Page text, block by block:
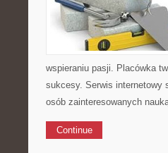
wspieraniu pasji. Placówka
sukcesy. Serwis internetowy
osób zainteresowanych
Continue